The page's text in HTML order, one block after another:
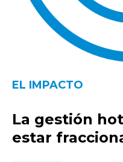
EL IMPACTO
La gestión
estar